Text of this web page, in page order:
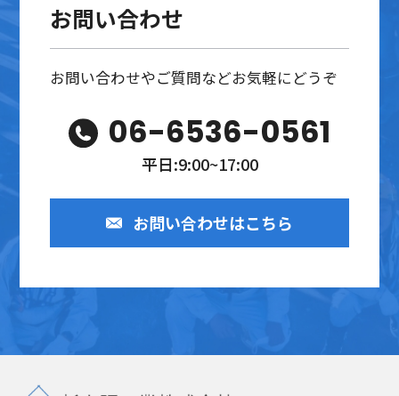
お問い合わせ
お問い合わせやご質問などお気軽にどうぞ
06-6536-0561
平日:9:00~17:00
お問い合わせはこちら